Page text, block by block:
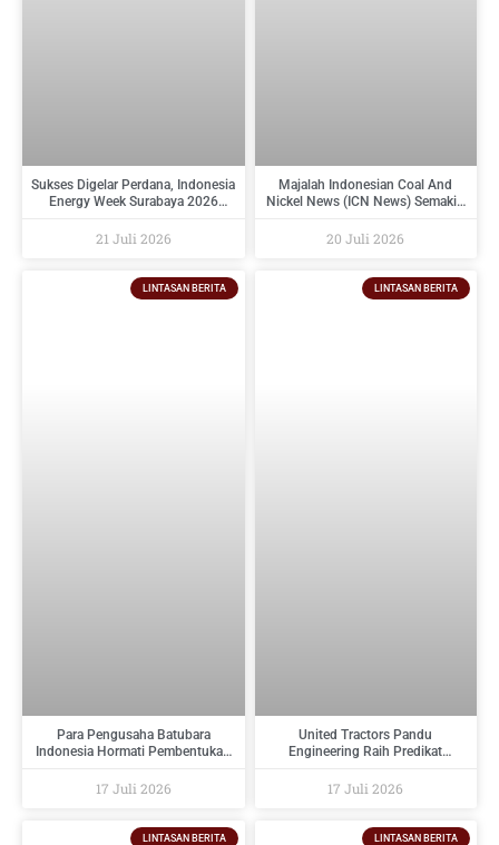
Sukses Digelar Perdana, Indonesia
Energy Week Surabaya 2026
Indonesia Timur dan Siap Kembali
21 Juli 2026
Majalah Indonesian Coal And
Nickel News (ICN News) Semakin
Dan Industri Pendukungnya
20 Juli 2026
LINTASAN BERITA
Para Pengusaha Batubara
Indonesia Hormati Pembentukan
Indonesia Dan Berikan Saran
17 Juli 2026
LINTASAN BERITA
United Tractors Pandu
Engineering Raih Predikat
Regulatory Compliance Awards
17 Juli 2026
LINTASAN BERITA LINTASAN BERITA